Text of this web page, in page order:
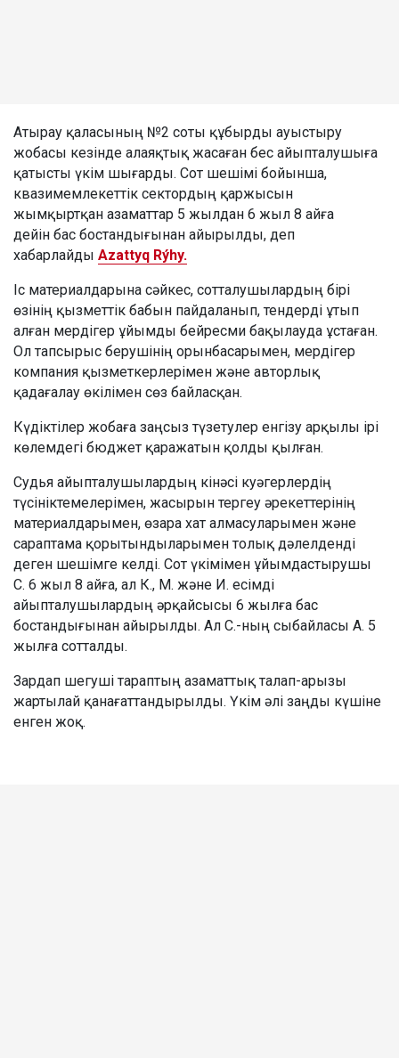
Атырау қаласының №2 соты құбырды ауыстыру
жобасы кезінде алаяқтық жасаған бес айыпталушыға
қатысты үкім шығарды. Сот шешімі бойынша,
квазимемлекеттік сектордың қаржысын
жымқыртқан азаматтар 5 жылдан 6 жыл 8 айға
дейін бас бостандығынан айырылды, деп
хабарлайды Azattyq Rýhy.
Іс материалдарына сәйкес, сотталушылардың бірі
өзінің қызметтік бабын пайдаланып, тендерді ұтып
алған мердігер ұйымды бейресми бақылауда ұстаған.
Ол тапсырыс берушінің орынбасарымен, мердігер
компания қызметкерлерімен және авторлық
қадағалау өкілімен сөз байласқан.
Күдіктілер жобаға заңсыз түзетулер енгізу арқылы ірі
көлемдегі бюджет қаражатын қолды қылған.
Судья айыпталушылардың кінәсі куәгерлердің
түсініктемелерімен, жасырын тергеу әрекеттерінің
материалдарымен, өзара хат алмасуларымен және
сараптама қорытындыларымен толық дәлелденді
деген шешімге келді. Сот үкімімен ұйымдастырушы
С. 6 жыл 8 айға, ал К., М. және И. есімді
айыпталушылардың әрқайсысы 6 жылға бас
бостандығынан айырылды. Ал С.-ның сыбайласы А. 5
жылға сотталды.
Зардап шегуші тараптың азаматтық талап-арызы
жартылай қанағаттандырылды. Үкім әлі заңды күшіне
енген жоқ.